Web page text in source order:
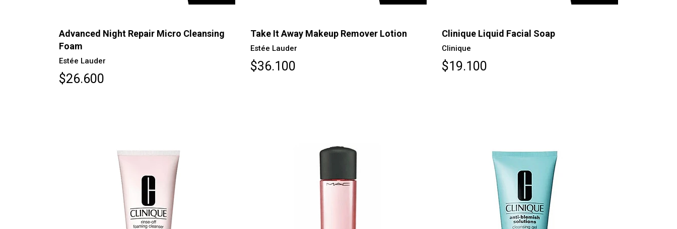
Advanced Night Repair Micro Cleansing
Foam
Estée Lauder
$26.600
Take It Away Makeup Remover Lotion
Estée Lauder
$36.100
Clinique Liquid Facial Soap
Clinique
$19.100